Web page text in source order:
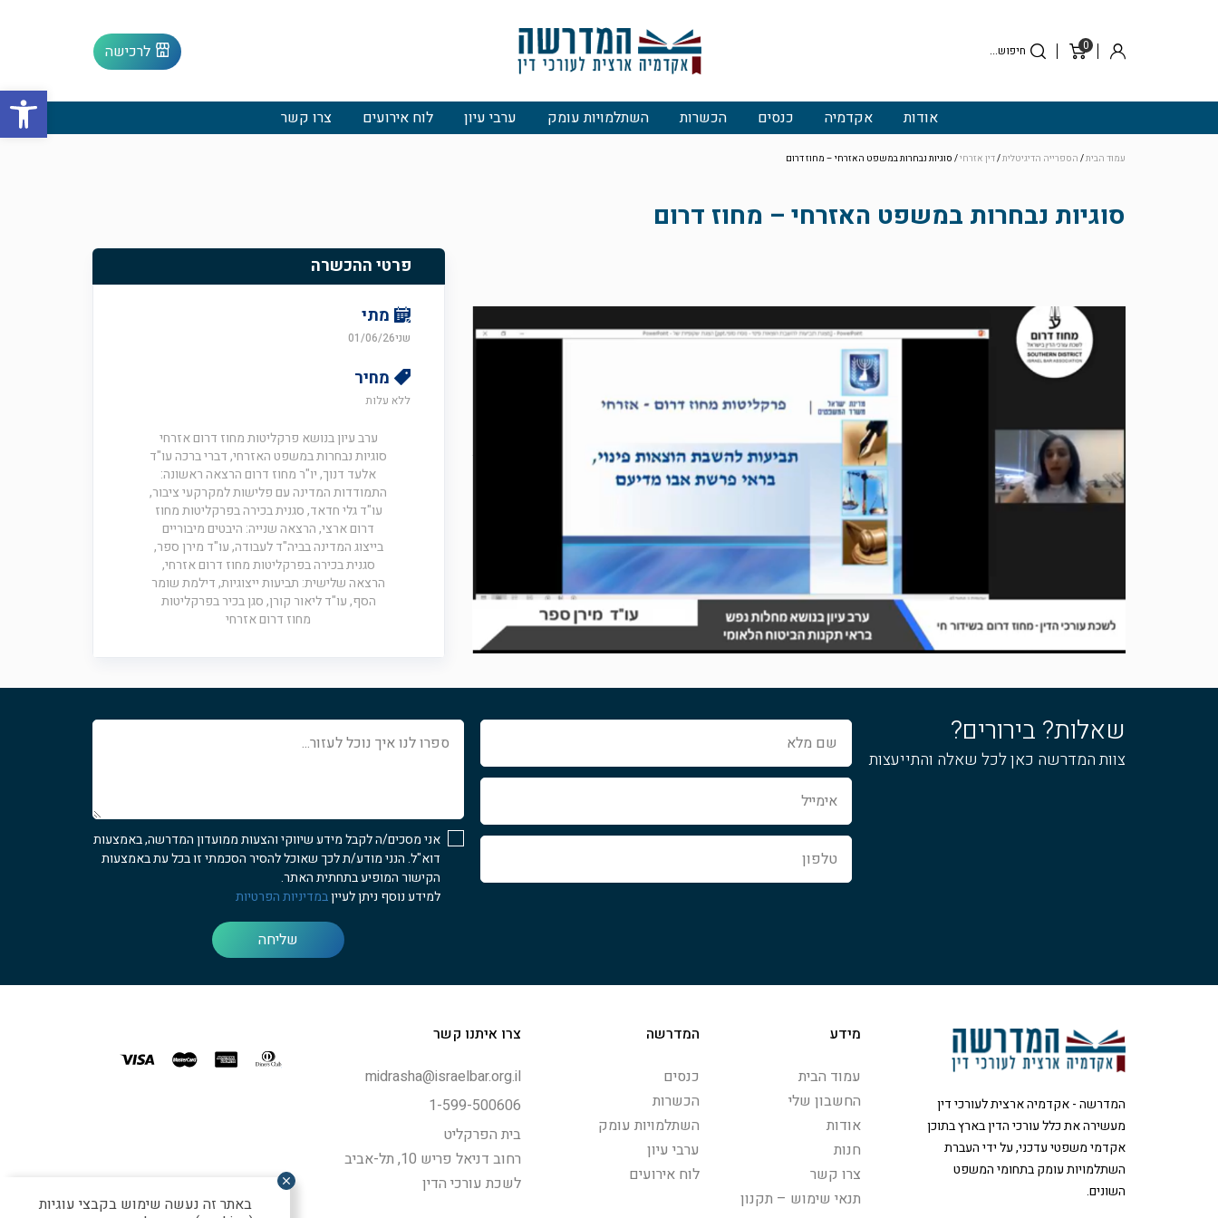
פתח
0
סל
התחבר
לרכישה
אודות אקדמיה כנסים הכשרות השתלמויות עומק ערבי עיון לוח אירועים צרו קשר
עמוד הבית/ הספרייה הדיגיטלית/דין אזרחי/ סוגיות נבחרות במשפט האזרחי – מחוז דרום
סוגיות נבחרות במשפט האזרחי – מחוז דרום
פרטי ההכשרה
מתי
שני01/06/26
מחיר
ללא עלות
ערב עיון בנושא פרקליטות מחוז דרום אזרחי
סוגיות נבחרות במשפט האזרחי, דברי ברכה עו"ד
אלעד דנוך, יו"ר מחוז דרום הרצאה ראשונה:
התמודדות המדינה עם פלישות למקרקעי ציבור,
עו"ד גלי חדאד, סגנית בכירה בפרקליטות מחוז
דרום ארצי, הרצאה שנייה: היבטים מיבוריים
בייצוג המדינה בביה"ד לעבודה, עו"ד מירן ספר,
סגנית בכירה בפרקליטות מחוז דרום אזרחי,
הרצאה שלישית: תביעות ייצוגיות, דילמת שומר
הסף, עו"ד ליאור קורן, סגן בכיר בפרקליטות
מחוז דרום אזרחי
שאלות? בירורים?
צוות המדרשה כאן לכל שאלה והתייעצות
שם
מלא
אימייל
טלפון
ספרו
לנו
אני מסכים/ה לקבל מידע שיווקי והצעות ממועדון המדרשה, באמצעות
דוא"ל. הנני מודע/ת לכך שאוכל להסיר הסכמתי זו בכל עת באמצעות
הקישור המופיע בתחתית האתר.
למידע נוסף ניתן לעייןבמדיניות הפרטיות
שליחה
המדרשה - אקדמיה ארצית לעורכי דין
מעשירה את כלל עורכי הדין בארץ בתוכן
אקדמי משפטי עדכני, על ידי העברת
השתלמויות עומק בתחומי המשפט
השונים.
צרו איתנו קשר
midrasha@israelbar.org.il
1-599-500606
בית הפרקליט
רחוב דניאל פריש 10, תל-אביב
לשכת עורכי הדין
מידע
עמוד הבית
החשבון שלי
אודות
חנות
צרו קשר
תנאי שימוש – תקנון
המדרשה
כנסים
הכשרות
השתלמויות עומק
ערבי עיון
לוח אירועים
באתר זה נעשה שימוש בקבצי עוגיות